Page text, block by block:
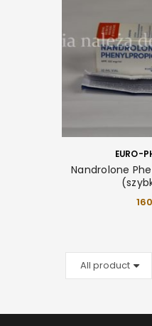
EURO-
Nandrolone